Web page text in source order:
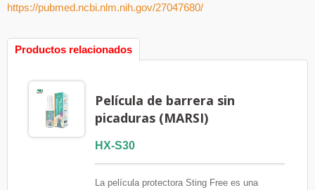
https://pubmed.ncbi.nlm.nih.gov/27047680/
Productos relacionados
Película de barrera sin
picaduras (MARSI)
HX-S30
La película protectora Sting Free es una